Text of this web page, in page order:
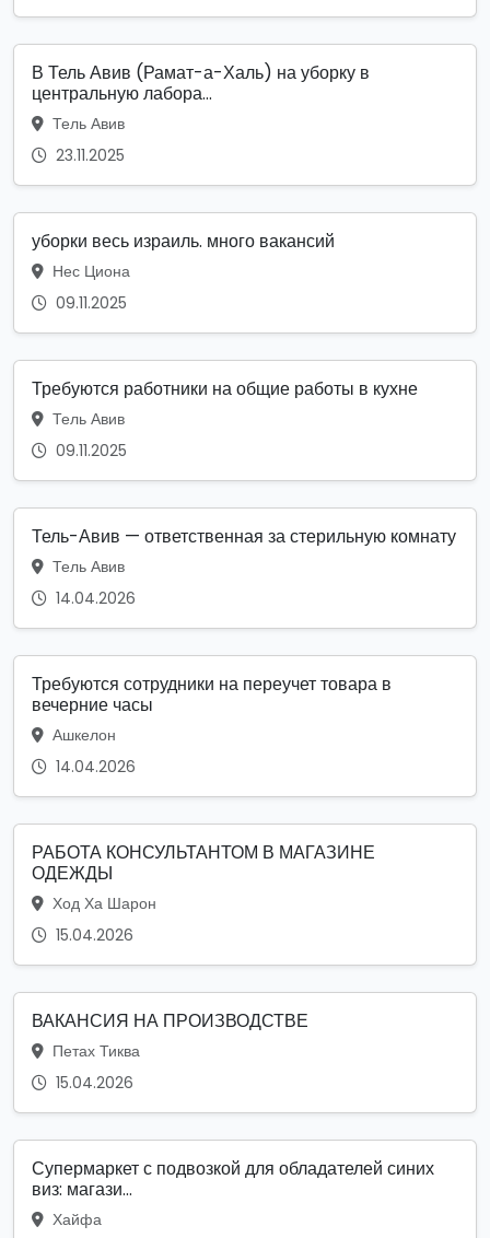
В Тель Авив (Рамат-а-Халь) на уборку в
центральную лабора...
Тель Авив
23.11.2025
уборки весь израиль. много вакансий
Нес Циона
09.11.2025
Требуются работники на общие работы в кухне
Тель Авив
09.11.2025
Тель-Авив — ответственная за стерильную комнату
Тель Авив
14.04.2026
Требуются сотрудники на переучет товара в
вечерние часы
Ашкелон
14.04.2026
РАБОТА КОНСУЛЬТАНТОМ В МАГАЗИНЕ
ОДЕЖДЫ
Ход Ха Шарон
15.04.2026
ВАКАНСИЯ НА ПРОИЗВОДСТВЕ
Петах Тиква
15.04.2026
Супермаркет с подвозкой для обладателей синих
виз: магази...
Хайфа